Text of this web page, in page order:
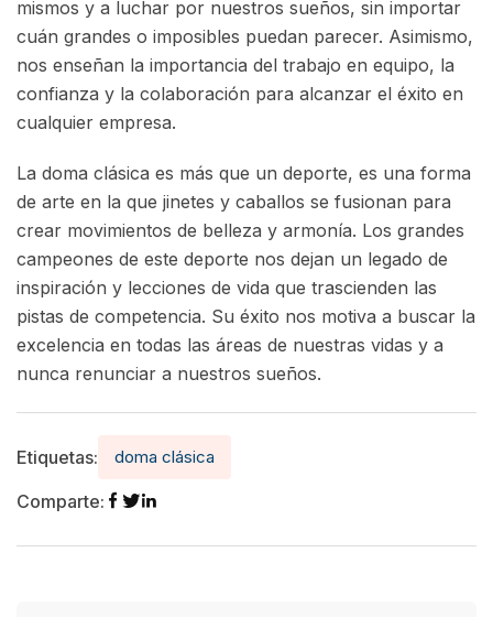
mismos y a luchar por nuestros sueños, sin importar
cuán grandes o imposibles puedan parecer. Asimismo,
nos enseñan la importancia del trabajo en equipo, la
confianza y la colaboración para alcanzar el éxito en
cualquier empresa.
La doma clásica es más que un deporte, es una forma
de arte en la que jinetes y caballos se fusionan para
crear movimientos de belleza y armonía. Los grandes
campeones de este deporte nos dejan un legado de
inspiración y lecciones de vida que trascienden las
pistas de competencia. Su éxito nos motiva a buscar la
excelencia en todas las áreas de nuestras vidas y a
nunca renunciar a nuestros sueños.
Etiquetas: doma clásica
Comparte: